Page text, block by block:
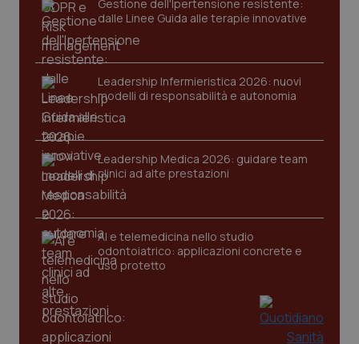
Gestione dell'Ipertensione resistente:
dalle Linee Guida alle terapie innovative
Leadership Infermieristica 2026: nuovi
modelli di responsabilità e autonomia
Leadership Medica 2026: guidare team
clinici ad alte prestazioni
AI e telemedicina nello studio
odontoiatrico: applicazioni concrete e
uso protetto
Nome
Fornitore /Dominio
VISITOR_PRIVACY_METADATA
CookieScriptConsent
CookieScript
www.quotidianosanita.it